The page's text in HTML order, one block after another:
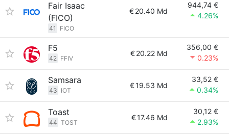
Fair Isaac
(FICO)
41 FICO
€20.40 Md
944,74 €
4.26%
F5
42 FFIV
€20.22 Md
356,00 €
0.23%
Samsara
43 IOT
€19.53 Md
33,52 €
0.34%
Toast
44 TOST
€17.46 Md
30,12 €
2.93%